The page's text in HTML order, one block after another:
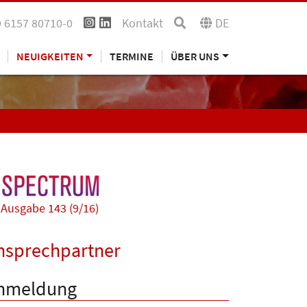
6157 80710-0 Kontakt DE
NEUIGKEITEN TERMINE ÜBER UNS
Ausgabe 143 (9/16)